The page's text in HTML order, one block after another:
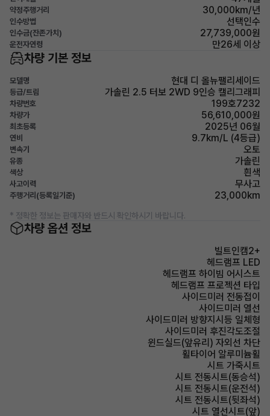
약정주행거리 30,000km/년
인수방법 선택인수
인수금(잔존가치) 27,739,000원
운전자연령 만26세 이상
차량 기본 정보
모델명 현대 디 올뉴팰리세이드
등급/트림 가솔린 2.5 터보 2WD 9인승 캘리그래피
차량번호 199호7232
차량가 56,610,000원
최초등록 2025년 06월
연비 9.7km/L (4등급)
변속기 오토
유종 가솔린
색상 흰색
사고이력 무사고
주행거리(등록일기준) 23,000km
* 정확한 정보는 판매자와 반드시 확인하시기 바랍니다.
차량 옵션 정보
빌트인캠2+
헤드램프 LED
헤드램프 하이빔 어시스트
헤드램프 프로젝션 타입
사이드미러 전동접이
사이드미러 열선
사이드미러 방향지시등 일체형
사이드미러 후진각도조절
윈드실드(앞유리) 자외선 차단
휠타이어 알루미늄휠
시트 가죽시트
시트 전동시트(동승석)
시트 전동시트(운전석)
시트 전동시트(뒷좌석)
시트 열선시트(앞)